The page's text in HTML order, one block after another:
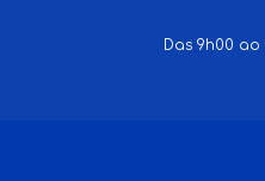
Das 9h00 ao